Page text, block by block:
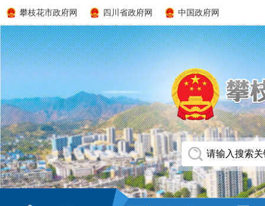
攀枝花市政府网 四川省政府网 中国政府网